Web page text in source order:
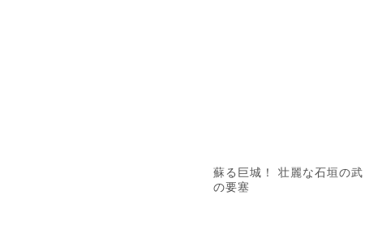
蘇る巨城！ 壮麗な石垣の武
の要塞